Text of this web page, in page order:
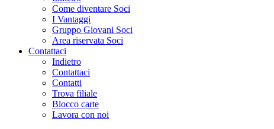
Come diventare Soci
I Vantaggi
Gruppo Giovani Soci
Area riservata Soci
Contattaci
Indietro
Contattaci
Contatti
Trova filiale
Blocco carte
Lavora con noi